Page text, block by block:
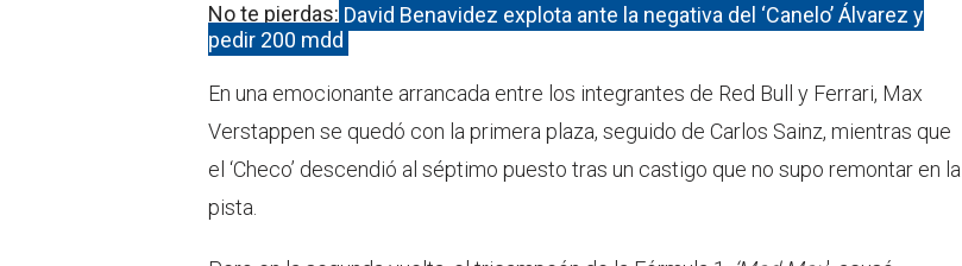
No te pierdas: David Benavidez explota ante la negativa del ‘Canelo’ Álvarez y
pedir 200 mdd
En una emocionante arrancada entre los integrantes de Red Bull y Ferrari, Max
Verstappen se quedó con la primera plaza, seguido de Carlos Sainz, mientras que
el ‘Checo’ descendió al séptimo puesto tras un castigo que no supo remontar en la
pista.